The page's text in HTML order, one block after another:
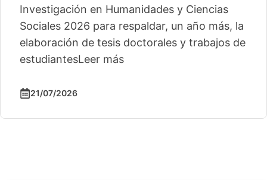
Investigación en Humanidades y Ciencias
Sociales 2026 para respaldar, un año más, la
elaboración de tesis doctorales y trabajos de
estudiantesLeer más
21/07/2026